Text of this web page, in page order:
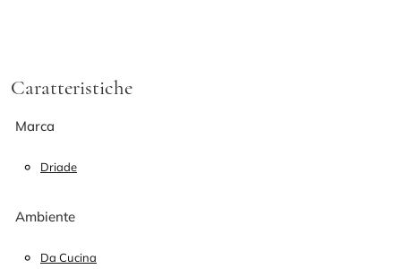
Caratteristiche
Marca
Driade
Ambiente
Da Cucina